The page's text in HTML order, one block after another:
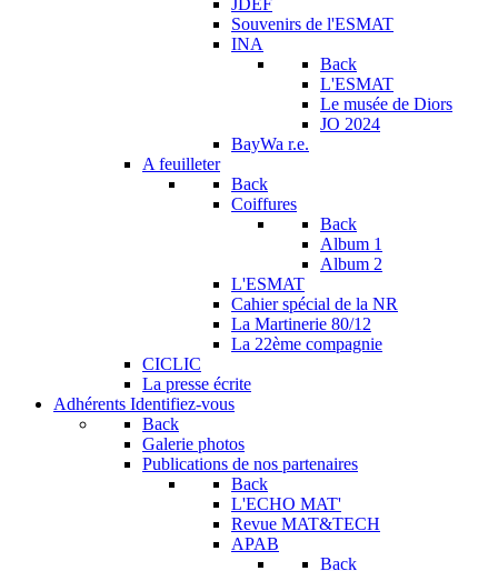
JDEF
Souvenirs de l'ESMAT
INA
Back
L'ESMAT
Le musée de Diors
JO 2024
BayWa r.e.
A feuilleter
Back
Coiffures
Back
Album 1
Album 2
L'ESMAT
Cahier spécial de la NR
La Martinerie 80/12
La 22ème compagnie
CICLIC
La presse écrite
Adhérents Identifiez-vous
Back
Galerie photos
Publications de nos partenaires
Back
L'ECHO MAT'
Revue MAT&TECH
APAB
Back